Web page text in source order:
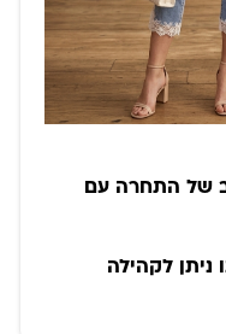
של התחרה עם
ניתן לקהילה